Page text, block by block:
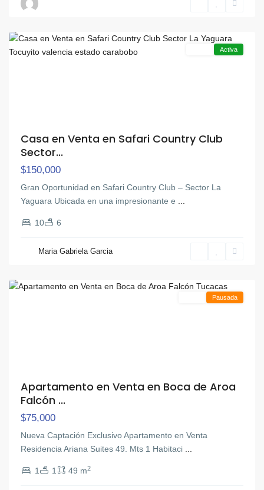
Safari
Activa
Casa en Venta en Safari Country Club
Sector...
$150,000
Gran Oportunidad en Safari Country Club – Sector La
Yaguara Ubicada en una impresionante e
10 6
Maria Gabriela Garcia
Pausada
Apartamento en Venta en Boca de Aroa
Falcón ...
$75,000
Nueva Captación Exclusivo Apartamento en Venta
Residencia Ariana Suites 49. Mts 1 Habitaci
1 1 49 m2